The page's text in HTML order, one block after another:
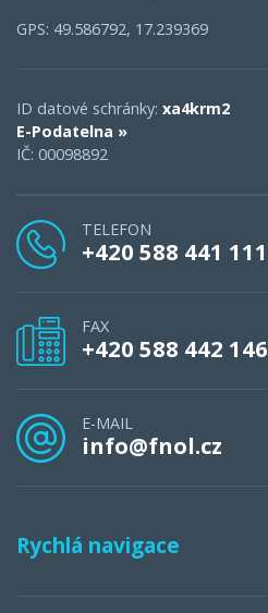
GPS: 49.586792, 17.239369
ID datové schránky: xa4krm2
E-Podatelna »
IČ: 00098892
TELEFON
+420 588 441 111
FAX
+420 588 442 146
E-MAIL
info@fnol.cz
Rychlá navigace